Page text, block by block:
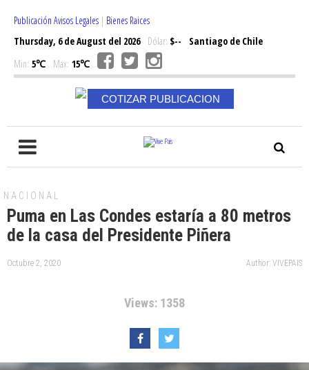
Publicación Avisos Legales | Bienes Raices
Thursday, 6 de August del 2026Dólar: $--
Santiago de Chile
Min: 5℃ Max: 15℃
COTIZAR PUBLICACION
NACIONAL
Puma en Las Condes estaría a 80 metros
de la casa del Presidente Piñera
Octubre 2, 2020 Author: VIVEPAIS
Views: 1358